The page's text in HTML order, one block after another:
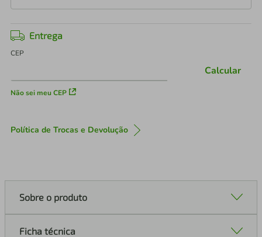
Entrega
CEP
Não sei meu CEP
Calcular
Política de Trocas e Devolução
Sobre o produto
Ficha técnica